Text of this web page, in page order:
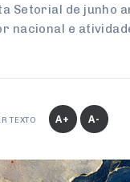
Setorial de junho
nacional e
TEXTO A+ A-